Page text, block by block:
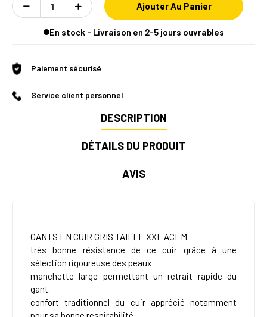
Ajouter Au Panier
En stock - Livraison en 2-5 jours ouvrables
Paiement sécurisé
Service client personnel
DESCRIPTION
DÉTAILS DU PRODUIT
AVIS
GANTS EN CUIR GRIS TAILLE XXL ACEM
très bonne résistance de ce cuir grâce à une
sélection rigoureuse des peaux .
manchette large permettant un retrait rapide du
gant.
confort traditionnel du cuir apprécié notamment